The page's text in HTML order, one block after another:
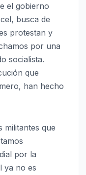
el gobierno
busca de
protestan y
por una
socialista.
que
han hecho
que
por la
ya no es